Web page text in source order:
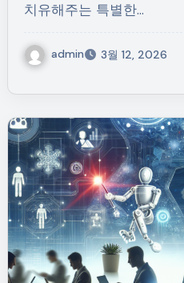
치유해주는 특별한…
admin 3월 12, 2026